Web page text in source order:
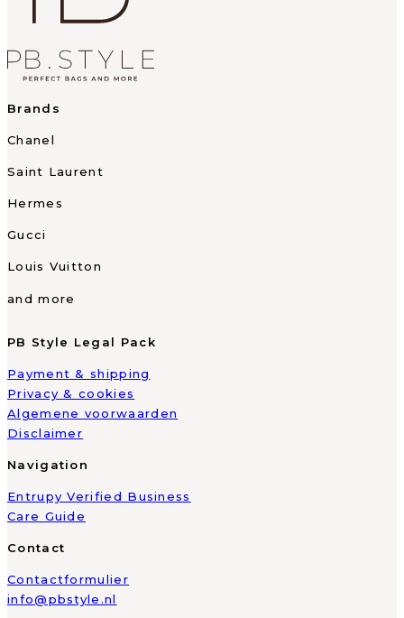
Brands
Chanel
Saint Laurent
Hermes
Gucci
Louis Vuitton
and more
PB Style Legal Pack
Payment & shipping
Privacy & cookies
Algemene voorwaarden
Disclaimer
Navigation
Entrupy Verified Business
Care Guide
Contact
Contactformulier
info@pbstyle.nl